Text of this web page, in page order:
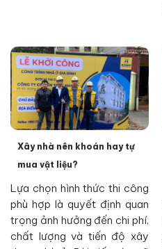
Xây nhà nên khoán hay tự
mua vật liệu?
Lựa chọn hình thức thi công
phù hợp là quyết định quan
trọng ảnh hưởng đến chi phí,
chất lượng và tiến độ xây